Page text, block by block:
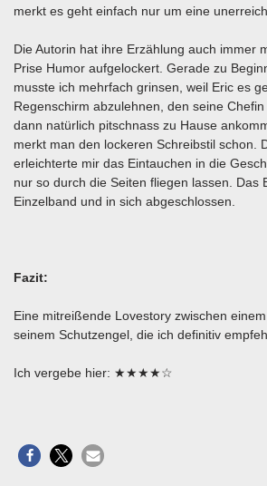
merkt es geht einfach nur um eine
Die Autorin hat ihre Erzählung auch immer
Prise Humor aufgelockert. Gerade zu
musste ich mehrfach grinsen, weil Eric es
Regenschirm abzulehnen, den seine
dann natürlich pitschnass zu Hause
merkt man den lockeren Schreibstil schon.
erleichterte mir das Eintauchen in die
nur so durch die Seiten fliegen lassen. Das
Einzelband und in sich abgeschlossen.
Fazit:
Eine mitreißende Lovestory zwischen
seinem Schutzengel, die ich definitiv
Ich vergebe hier: ★★★★☆